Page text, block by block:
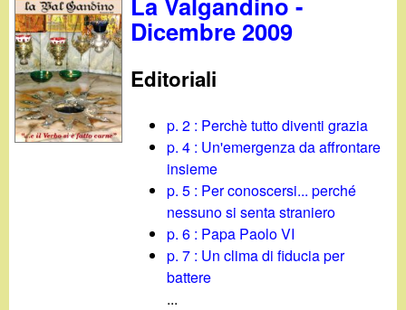
Dicembre 2009
Editoriali
p. 2 : Perchè tutto diventi grazia
p. 4 : Un'emergenza da affrontare
insieme
p. 5 : Per conoscersi... perché
nessuno si senta straniero
p. 6 : Papa Paolo VI
p. 7 : Un clima di fiducia per
battere
...